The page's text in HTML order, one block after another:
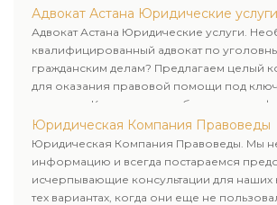
юридических лиц. Индивидуальный
клиенту.
Адвокат Астана Юридические услуги
Адвокат Астана Юридические услуги.
квалифицированный адвокат по
гражданским делам? Предлагаем целый
для оказания правовой помощи под
клиентам. Комплексное обслуживание
юридических лиц. Индивидуальный
клиенту.
Юридическая Компания Правоведы
Юридическая Компания Правоведы. Мы
информацию и всегда постараемся
исчерпывающие консультации для наших
тех вариантах, когда они еще не